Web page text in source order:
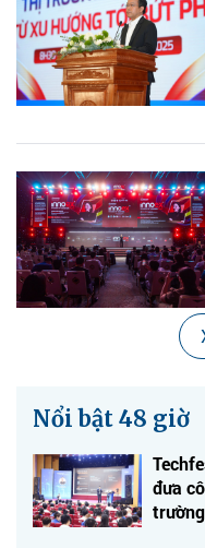
Nổi bật 48 giờ
đưa
trường